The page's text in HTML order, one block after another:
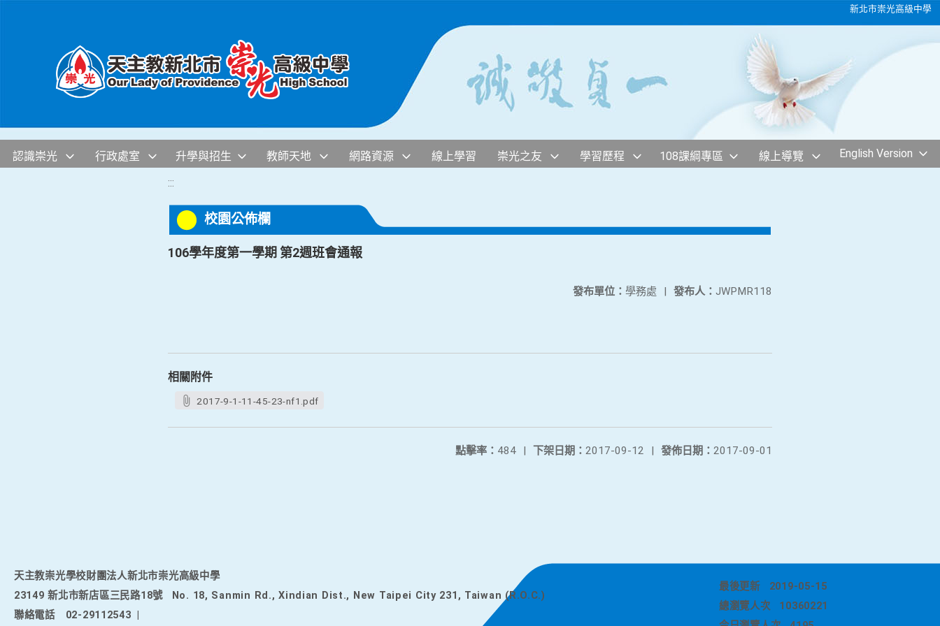
新北市崇光高級中學
認識崇光 行政處室 升學與招生 教師天地 網路資源 線上學習 崇光之友 學習歷程 108課綱專區 線上導覽 English Version
:::
校園公佈欄
106學年度第一學期 第2週班會通報
發布人： JWPMR118
發布單位： 學務處 |
相關附件
2017-9-1-11-45-23-nf1.pdf
發佈日期： 2017-09-01
下架日期： 2017-09-12 |
點擊率： 484 |
天主教崇光學校財團法人新北市崇光高級中學
23149 新北市新店區三民路18號
No. 18, Sanmin Rd., Xindian Dist., New Taipei City 231, Taiwan (R.O.C.)
聯絡電話
02-29112543
最後更新
2019-05-15
總瀏覽人次
10360221